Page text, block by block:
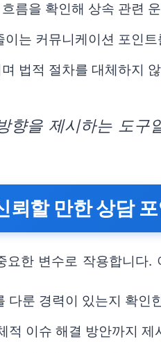
름을 확인해 상속 관련
는 커뮤니케이션 포인
법적 절차를 대체하지
향을 제시하는 도
뢰할 만한 상담
요한 변수로 작용합니다
다룬 경력이 있는지 확인
적 이슈 해결 방안까지 제